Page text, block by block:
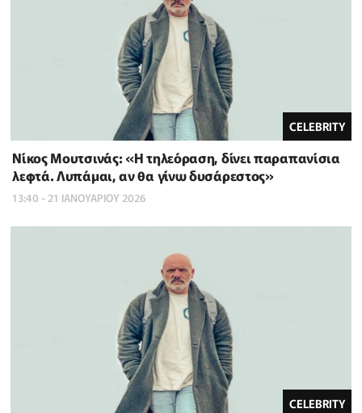
CELEBRITY
Νίκος Μουτσινάς: «Η τηλεόραση, δίνει παραπανίσια
λεφτά. Λυπάμαι, αν θα γίνω δυσάρεστος»
13:40 - 21 ΙΑΝΟΥΑΡΙΟΥ 2026
CELEBRITY